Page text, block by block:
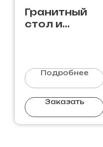
Гранитный
стол и
Подробнее
Заказать